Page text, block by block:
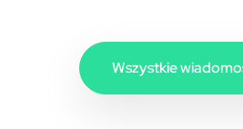
Wszystkie